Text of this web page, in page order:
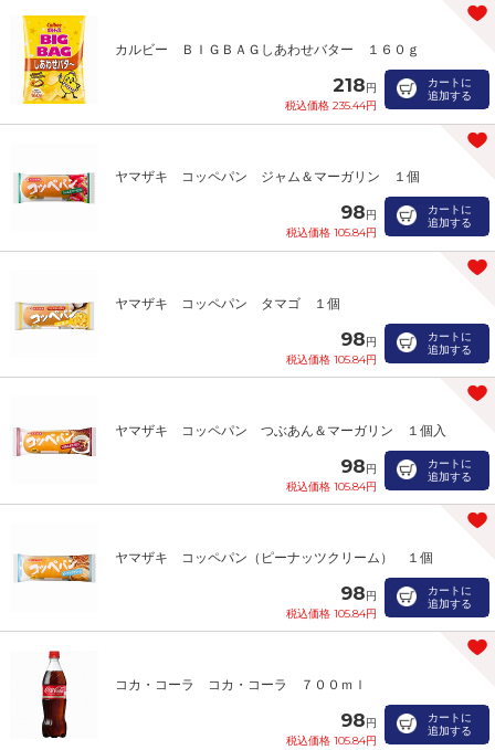
カルビー ＢＩＧＢＡＧしあわせバター １６０ｇ
218円
税込価格 235.44円
カートに
追加する
ヤマザキ コッペパン ジャム＆マーガリン １個
98円
税込価格 105.84円
カートに
追加する
ヤマザキ コッペパン タマゴ １個
98円
税込価格 105.84円
カートに
追加する
ヤマザキ コッペパン つぶあん＆マーガリン １個入
98円
税込価格 105.84円
カートに
追加する
ヤマザキ コッペパン（ピーナッツクリーム） １個
98円
税込価格 105.84円
カートに
追加する
コカ・コーラ コカ・コーラ ７００ｍｌ
98円
税込価格 105.84円
カートに
追加する